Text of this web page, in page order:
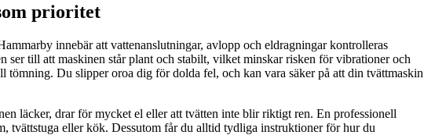
prioritet
innebär att vattenanslutningar, avlopp och eldragningar kontrolleras
ser till att maskinen står plant och stabilt, vilket minskar risken för vibrationer och
tömning. Du slipper oroa dig för dolda fel, och kan vara säker på att din tvättmaskin
läcker, drar för mycket el eller att tvätten inte blir riktigt ren. En professionell
tvättstuga eller kök. Dessutom får du alltid tydliga instruktioner för hur du